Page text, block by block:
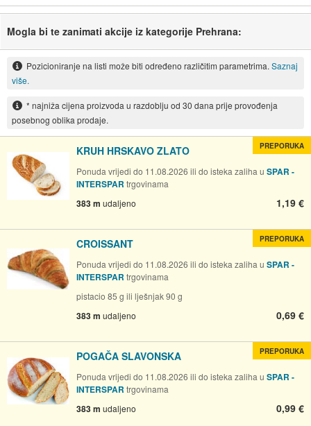
Mogla bi te zanimati akcije iz kategorije Prehrana:
Pozicioniranje na listi može biti određeno različitim parametrima. Saznaj
više.
* najniža cijena proizvoda u razdoblju od 30 dana prije provođenja
posebnog oblika prodaje.
KRUH HRSKAVO ZLATO
Ponuda vrijedi do 11.08.2026 ili do isteka zaliha u SPAR -
INTERSPAR trgovinama
383 m udaljeno 1,19 €
PREPORUKA
CROISSANT
Ponuda vrijedi do 11.08.2026 ili do isteka zaliha u SPAR -
INTERSPAR trgovinama
pistacio 85 g ili lješnjak 90 g
383 m udaljeno 0,69 €
PREPORUKA
POGAČA SLAVONSKA
Ponuda vrijedi do 11.08.2026 ili do isteka zaliha u SPAR -
INTERSPAR trgovinama
383 m udaljeno 0,99 €
PREPORUKA